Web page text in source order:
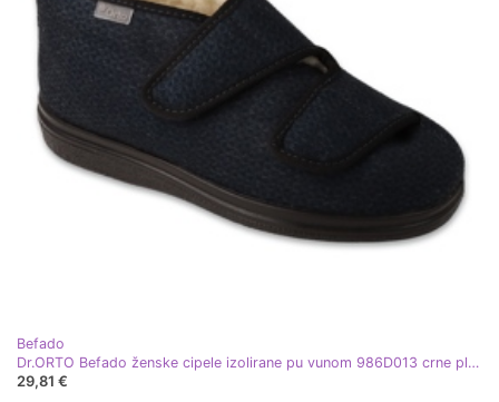
Befado
Dr.ORTO Befado ženske cipele izolirane pu vunom 986D013 crne plava
29,81 €